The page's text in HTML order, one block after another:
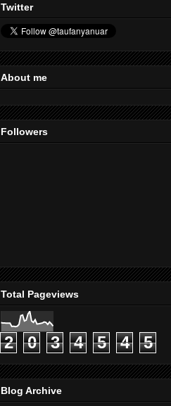
Twitter
About me
Followers
Total Pageviews
2 0 3 4 5 4 5
Blog Archive